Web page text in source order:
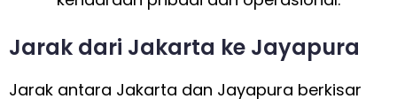
Jarak dari Jakarta ke Jayapura
Jarak antara Jakarta dan Jayapura berkisar